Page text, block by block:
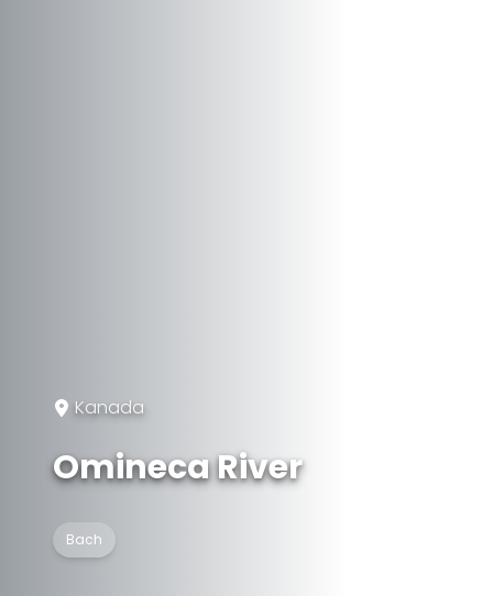
Kanada
Omineca River
Bach